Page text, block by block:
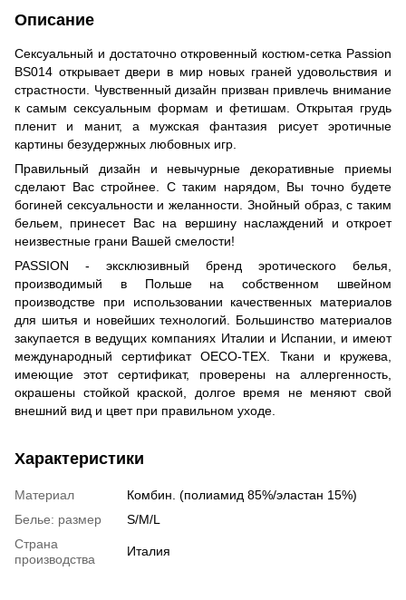
Описание
Сексуальный и достаточно откровенный костюм-сетка Passion
BS014 открывает двери в мир новых граней удовольствия и
страстности. Чувственный дизайн призван привлечь внимание
к самым сексуальным формам и фетишам. Открытая грудь
пленит и манит, а мужская фантазия рисует эротичные
картины безудержных любовных игр.
Правильный дизайн и невычурные декоративные приемы
сделают Вас стройнее. С таким нарядом, Вы точно будете
богиней сексуальности и желанности. Знойный образ, с таким
бельем, принесет Вас на вершину наслаждений и откроет
неизвестные грани Вашей смелости!
PASSION - эксклюзивный бренд эротического белья,
производимый в Польше на собственном швейном
производстве при использовании качественных материалов
для шитья и новейших технологий. Большинство материалов
закупается в ведущих компаниях Италии и Испании, и имеют
международный сертификат OECO-TEX. Ткани и кружева,
имеющие этот сертификат, проверены на аллергенность,
окрашены стойкой краской, долгое время не меняют свой
внешний вид и цвет при правильном уходе.
Характеристики
Материал
Комбин. (полиамид 85%/эластан 15%)
Белье: размер
S/M/L
Страна
производства
Италия